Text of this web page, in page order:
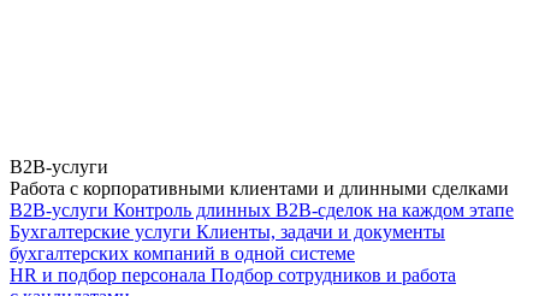
B2B-услуги
Работа с корпоративными клиентами и длинными сделками
B2B-услуги Контроль длинных B2B-сделок на каждом этапе
Бухгалтерские услуги Клиенты, задачи и документы
бухгалтерских компаний в одной системе
HR и подбор персонала Подбор сотрудников и работа